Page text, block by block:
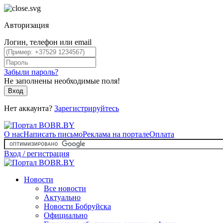
Авторизация
Логин, телефон или email
Забыли пароль?
Не заполнены необходимые поля!
Вход
Нет аккаунта? Зарегистрируйтесь
О насНаписать письмоРеклама на порталеОплата
Вход / регистрация
Новости
Все новости
Актуально
Новости Бобруйска
Официально